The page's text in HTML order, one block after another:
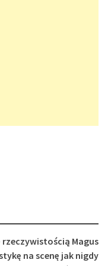
Magus
na scenę jak nigdy